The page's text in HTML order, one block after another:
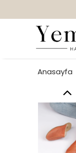
Anasayfa